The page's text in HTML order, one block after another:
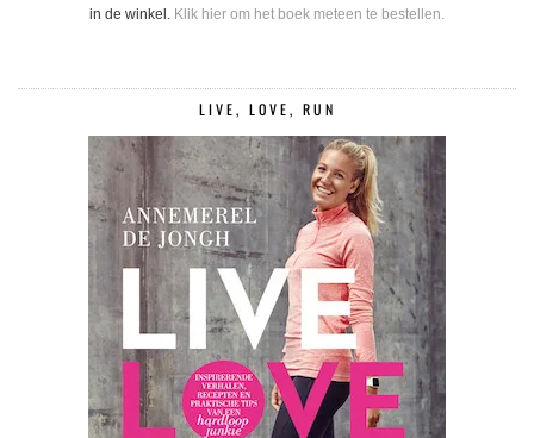
in de winkel. Klik hier om het boek meteen te bestellen.
LIVE, LOVE, RUN